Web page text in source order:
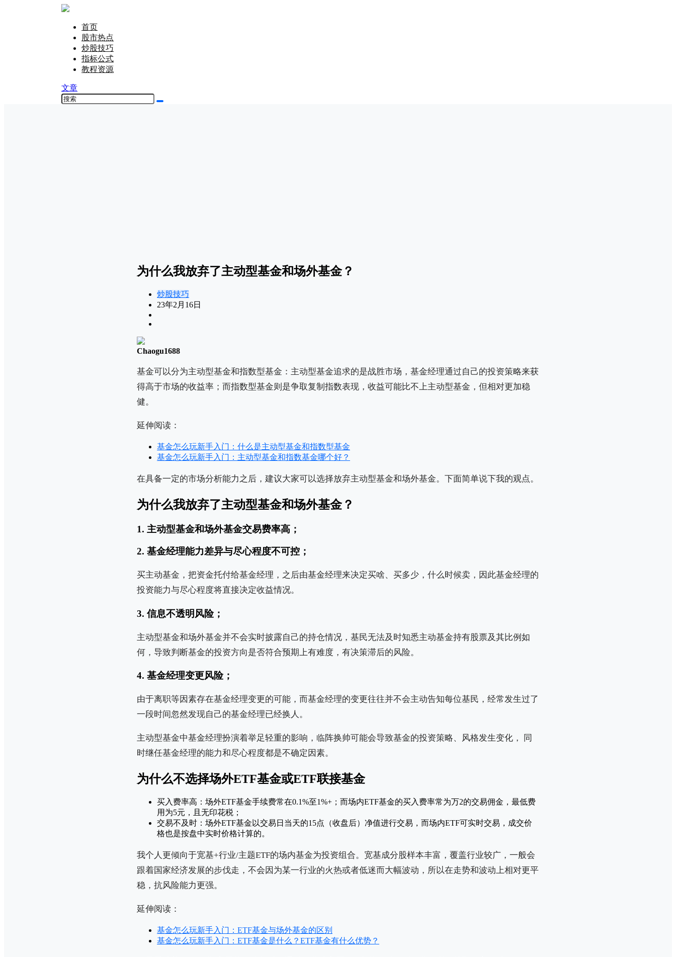
首页
股市热点
炒股技巧
指标公式
教程资源
文章
为什么我放弃了主动型基金和场外基金？
炒股技巧
23年2月16日
Chaogu1688
基金可以分为主动型基金和指数型基金：主动型基金追求的是战胜市场，基金经理通过自己的投资策略来获
得高于市场的收益率；而指数型基金则是争取复制指数表现，收益可能比不上主动型基金，但相对更加稳
健。
延伸阅读：
基金怎么玩新手入门：什么是主动型基金和指数型基金
基金怎么玩新手入门：主动型基金和指数基金哪个好？
在具备一定的市场分析能力之后，建议大家可以选择放弃主动型基金和场外基金。下面简单说下我的观点。
为什么我放弃了主动型基金和场外基金？
1. 主动型基金和场外基金交易费率高；
2. 基金经理能力差异与尽心程度不可控；
买主动基金，把资金托付给基金经理，之后由基金经理来决定买啥、买多少，什么时候卖，因此基金经理的
投资能力与尽心程度将直接决定收益情况。
3. 信息不透明风险；
主动型基金和场外基金并不会实时披露自己的持仓情况，基民无法及时知悉主动基金持有股票及其比例如
何，导致判断基金的投资方向是否符合预期上有难度，有决策滞后的风险。
4. 基金经理变更风险；
由于离职等因素存在基金经理变更的可能，而基金经理的变更往往并不会主动告知每位基民，经常发生过了
一段时间忽然发现自己的基金经理已经换人。
主动型基金中基金经理扮演着举足轻重的影响，临阵换帅可能会导致基金的投资策略、风格发生变化， 同
时继任基金经理的能力和尽心程度都是不确定因素。
为什么不选择场外ETF基金或ETF联接基金
买入费率高：场外ETF基金手续费常在0.1%至1%+；而场内ETF基金的买入费率常为万2的交易佣金，最低费
用为5元，且无印花税；
交易不及时：场外ETF基金以交易日当天的15点（收盘后）净值进行交易，而场内ETF可实时交易，成交价
格也是按盘中实时价格计算的。
我个人更倾向于宽基+行业/主题ETF的场内基金为投资组合。宽基成分股样本丰富，覆盖行业较广，一般会
跟着国家经济发展的步伐走，不会因为某一行业的火热或者低迷而大幅波动，所以在走势和波动上相对更平
稳，抗风险能力更强。
延伸阅读：
基金怎么玩新手入门：ETF基金与场外基金的区别
基金怎么玩新手入门：ETF基金是什么？ETF基金有什么优势？